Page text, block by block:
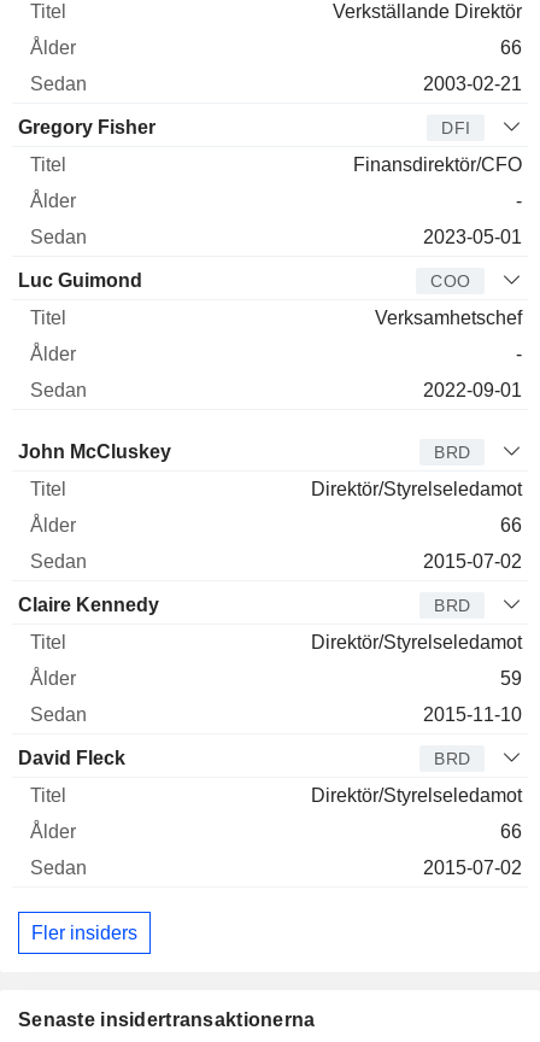
Verkställande Direktör
66
2003-02-21
Gregory Fisher DFI
Finansdirektör/CFO
-
2023-05-01
Luc Guimond COO
Verksamhetschef
-
2022-09-01
Styrelseledamot Titel
John McCluskey BRD
Direktör/Styrelseledamot
66
2015-07-02
Claire Kennedy BRD
Direktör/Styrelseledamot
59
2015-11-10
David Fleck BRD
Direktör/Styrelseledamot
66
2015-07-02
Fler insiders
Senaste insidertransaktionerna